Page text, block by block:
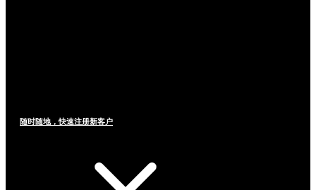
随时随地，快速注册新客户